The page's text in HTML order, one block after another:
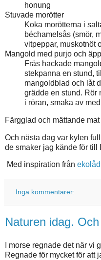
honung
Stuvade morötter
Koka morötterna i
béchamelsås (smör,
vitpeppar, muskotnöt
Mangold med purjo och
Fräs hackade
stekpanna en stund,
mangoldblad och låt
grädde en stund. Rör
i röran, smaka av
Färgglad och mättande
Och nästa dag var kylen
de smaker jag kände för till
Med inspiration från
Inga kommentarer:
Naturen idag.
I morse regnade det när vi
Regnade för mycket för att